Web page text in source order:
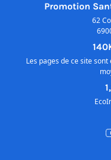
Promotion
62
Les pages de ce site